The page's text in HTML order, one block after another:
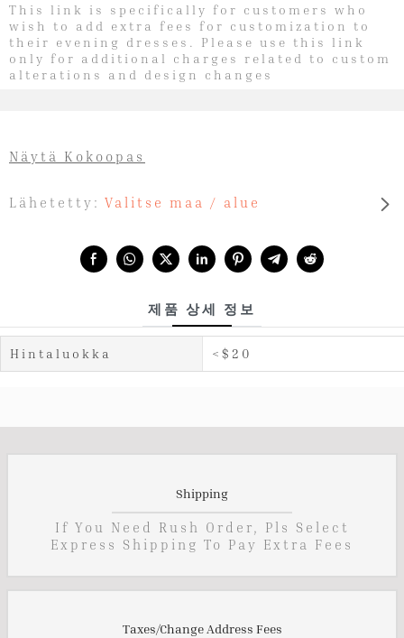
This link is specifically for customers who
wish to add extra fees for customization to
their evening dresses. Please use this link
only for additional charges related to custom
alterations and design changes
Lähetetty: Valitse maa / alue
Näytä Kokoopas
제품 상세 정보
Hintaluokka <$20
Shipping
If You Need Rush Order, Pls Select
Express Shipping To Pay Extra Fees
Taxes/Change Address Fees